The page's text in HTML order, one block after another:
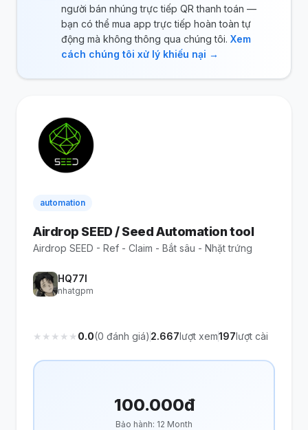
người bán nhúng trực tiếp QR thanh toán —
bạn có thể mua app trực tiếp hoàn toàn tự
động mà không thông qua chúng tôi. Xem
cách chúng tôi xử lý khiếu nại →
automation
Airdrop SEED / Seed Automation tool
Airdrop SEED - Ref - Claim - Bắt sâu - Nhặt trứng
HQ77I
nhatgpm
★ ★ ★ ★ ★ 0.0(0 đánh giá) 2.667lượt xem197lượt cài
100.000đ
Bảo hành: 12 Month